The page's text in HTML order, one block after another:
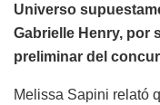
Universo
Gabrielle Henry, por
preliminar del
Melissa Sapini relató